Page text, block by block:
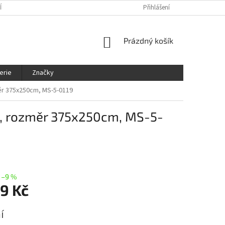
KDE NÁS NAJDETE
Přihlášení
NÁKUPNÍ
Prázdný košík
Značky
MS-5-0119
375x250cm, MS-5-
–9 %
Kč